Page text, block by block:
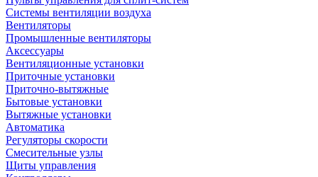
Системы вентиляции воздуха
Вентиляторы
Промышленные вентиляторы
Аксессуары
Вентиляционные установки
Приточные установки
Приточно-вытяжные
Бытовые установки
Вытяжные установки
Автоматика
Регуляторы скорости
Смесительные узлы
Щиты управления